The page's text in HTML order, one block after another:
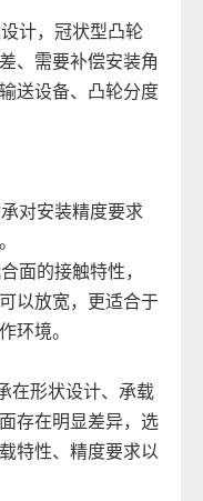
计，冠状型凸轮
、需要补偿安装角
送设备、凸轮分度
对安装精度要求
。
面的接触特性，
以放宽，更适合于
环境。
在形状设计、承载
存在明显差异，选
特性、精度要求以